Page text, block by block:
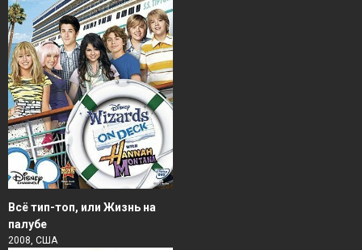
Всё тип-топ, или Жизнь на
палубе
2008, США